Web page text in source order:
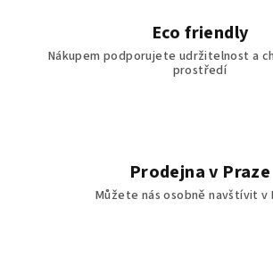
Eco friendly
Nákupem podporujete udržitelnost a
prostředí
Prodejna v Praze
Můžete nás osobně navštívit v